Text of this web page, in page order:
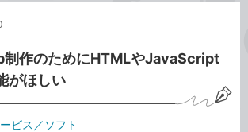
制作のためにHTMLやJavaScript
がほしい
ビス／ソフト